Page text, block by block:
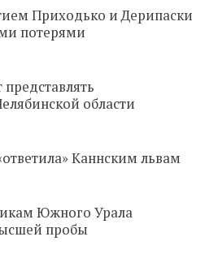
Приходько и Дерипаски
потерями
области
Каннским львам
Южного Урала
пробы